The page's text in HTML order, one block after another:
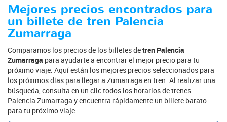
Mejores precios encontrados para
un billete de tren Palencia
Zumarraga
Comparamos los precios de los billetes detren Palencia
Zumarraga para ayudarte a encontrar el mejor precio para tu
próximo viaje. Aquí están los mejores precios seleccionados para
los próximos días para llegar a Zumarraga en tren. Al realizar una
búsqueda, consulta en un clic todos los horarios de trenes
Palencia Zumarraga y encuentra rápidamente un billete barato
para tu próximo viaje.